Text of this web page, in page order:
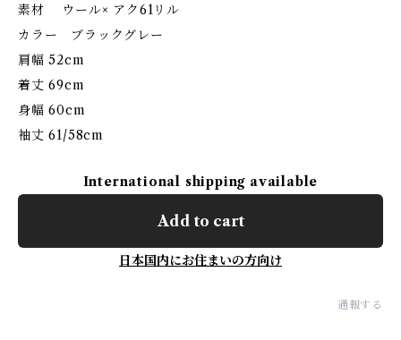
素材 ウール× アク61リル
カラー ブラックグレー
肩幅 52cm
着丈 69cm
身幅 60cm
袖丈 61/58cm
International shipping available
Add to cart
日本国内にお住まいの方向け
通報する